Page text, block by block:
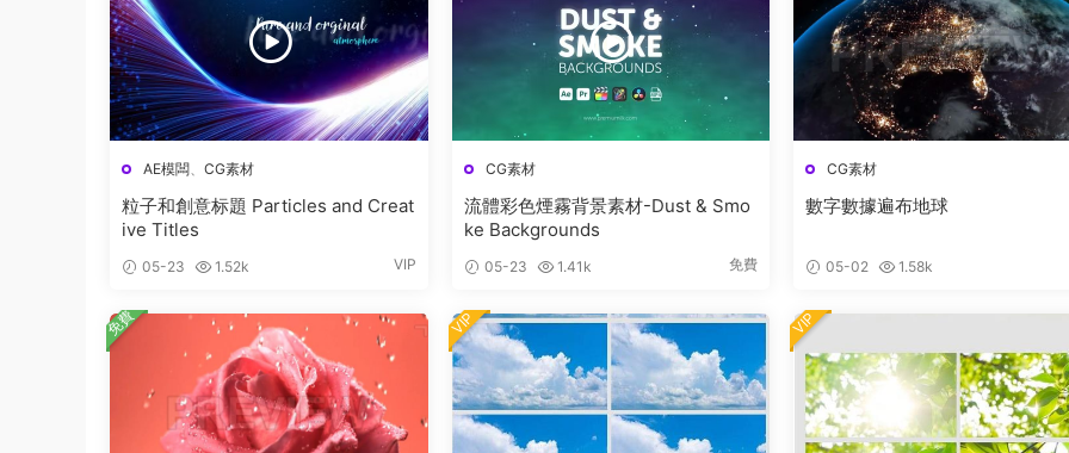
AE模闆 CG素材
粒子和創意标題 Particles and Creat
ive Titles
05-23 1.52k VIP
CG素材
流體彩色煙霧背景素材-Dust & Smo
ke Backgrounds
05-23 1.41k 免費
CG素材
數字數據遍布地球
05-02 1.58k
免費 VIP VIP